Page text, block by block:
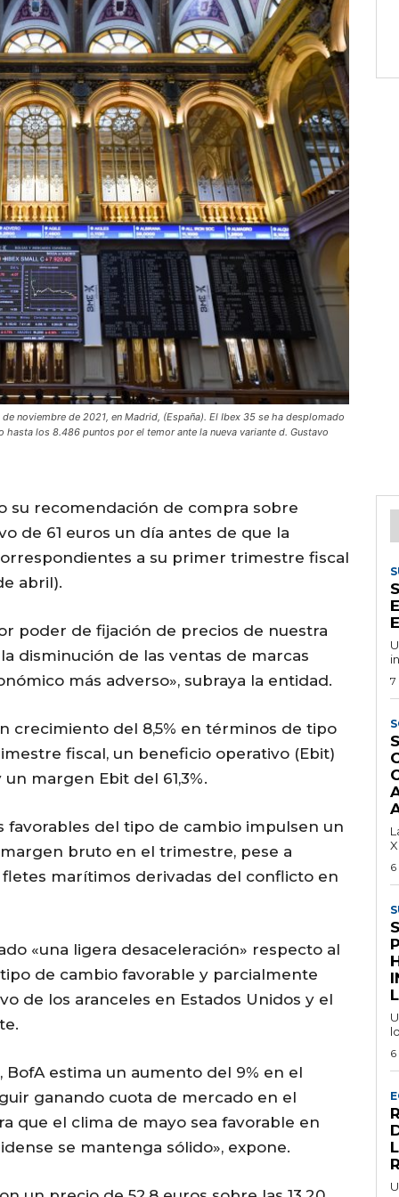
noviembre de 2021, en Madrid, (España). El Ibex 35 se ha desplomado
hasta los 8.486 puntos por el temor ante la nueva variante d. Gustavo
su recomendación de compra sobre
de 61 euros un día antes de que la
a su primer trimestre fiscal
abril).
poder de fijación de precios de nuestra
disminución de las ventas de marcas
más adverso», subraya la entidad.
crecimiento del 8,5% en términos de tipo
fiscal, un beneficio operativo (Ebit)
margen Ebit del 61,3%.
favorables del tipo de cambio impulsen un
bruto en el trimestre, pese a
marítimos derivadas del conflicto en
«una ligera desaceleración» respecto al
de cambio favorable y parcialmente
de los aranceles en Estados Unidos y el
estima un aumento del 9% en el
ganando cuota de mercado en el
que el clima de mayo sea favorable en
se mantenga sólido», expone.
7